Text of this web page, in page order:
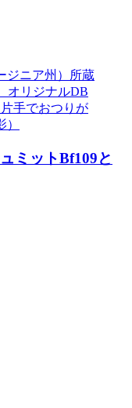
ミットBf109と